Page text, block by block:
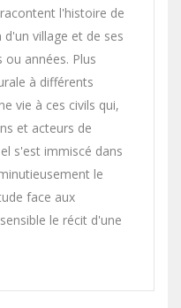
l'histoire de
village et de ses
années. Plus
à différents
vie à ces civils qui,
et acteurs de
s'est immiscé dans
le
face aux
le récit d'une